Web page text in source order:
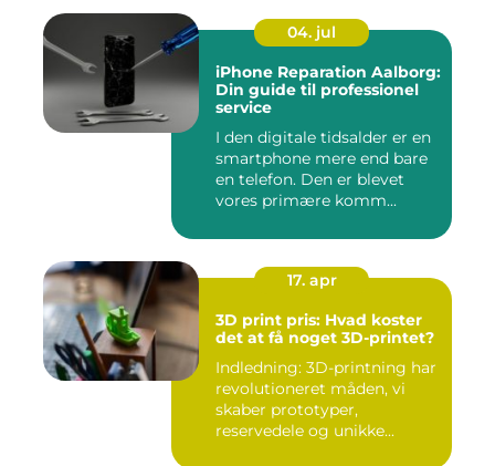
04. jul
iPhone Reparation Aalborg:
Din guide til professionel
service
I den digitale tidsalder er en
smartphone mere end bare
en telefon. Den er blevet
vores primære komm...
17. apr
3D print pris: Hvad koster
det at få noget 3D-printet?
Indledning: 3D-printning har
revolutioneret måden, vi
skaber prototyper,
reservedele og unikke...